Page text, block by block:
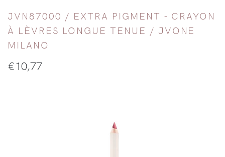
JVN87000 / EXTRA PIGMENT - CRAYON
À LÈVRES LONGUE TENUE / JVONE
MILANO
€10,77